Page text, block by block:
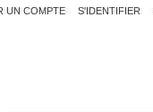
UN COMPTE S'IDENTIFIER